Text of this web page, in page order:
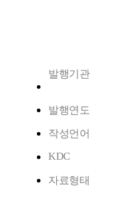
발행기관
발행연도
작성언어
KDC
자료형태